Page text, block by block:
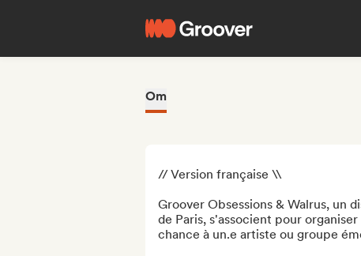
Om
// Version française \\
Groover Obsessions & Walrus, un
de Paris, s'associent pour
chance à un.e artiste ou groupe